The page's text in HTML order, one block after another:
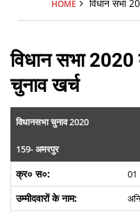
HOME विधान सभा
विधान सभा 2020
चुनाव खर्च
विधानसभा चुनाव 2020
159- अमरपुर
01